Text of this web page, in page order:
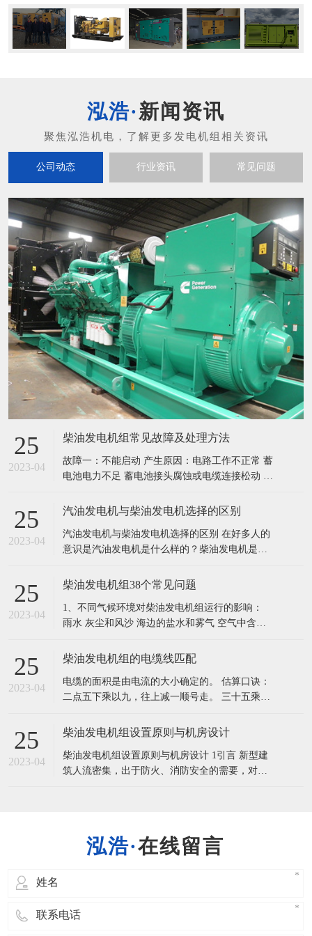
新闻资讯
公司动态 行业资讯 常见问题
25
2023-04
柴油发电机组常见故障及处理方法
故障一：不能启动 产生原因：电路工作不正常 蓄
电池电力不足 蓄电池接头腐蚀或电缆连接松动 电
控制屏之启动电路故障 其他可能出现之故障 处理
检查电缆之接线柱，拧紧螺母，更换腐蚀严重的
连接 子及螺母 检查充电器
25
2023-04
汽油发电机与柴油发电机选择的区别
汽油发电机与柴油发电机选择的区别 在好多人的
意识是汽油发电机是什么样的？柴油发电机是什
的号。而且很多客户在买发电机之前都不知道自
发电机和柴油发电机的区别，家庭该用什么样的
发电机；施工单位又该用什么样的发电机；单
25
2023-04
柴油发电机组38个常见问题
1、不同气候环境对柴油发电机组运行的影响：
雨水 灰尘和风沙 海边的盐水和雾气 空气中含有
成： 柴油发动机、发电机、控制器。其他组成部
防音箱、消音器、静音箱等部件组成。 3、柴油
发电机组三滤更换时间是多久：
25
2023-04
柴油发电机组的电缆线匹配
电缆的面积是由电流的大小确定的。 估算口诀：
二点五下乘以九，往上减一顺号走。 三十五乘三
九折铜升级。 穿管根数二三四，八七六折满载
接指出，而是以“截面乘以一定的倍数”来表示，
通过心算而得。可以看出：倍数随截面
25
2023-04
柴油发电机组设置原则与机房设计
柴油发电机组设置原则与机房设计 1引言 新型建
筑人流密集，出于防火、消防安全的需要，对供
常用市电不是很可靠的情况下，把柴油发
在线留言